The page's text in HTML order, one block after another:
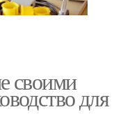
своими
для